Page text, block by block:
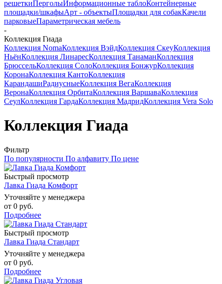
решеткиПерголыИнформационные таблоКонтейнерные
площадки/шкафыАрт - объектыПлощадки для собакКачели
парковыеПараметрическая мебель
-
Коллекция Гиада
Коллекция NomaКоллекция ВэйдКоллекция СкеуКоллекция
НьёнКоллекция ЛинаресКоллекция ТанаманКоллекция
БрюссельКоллекция СолоКоллекция БонжурКоллекция
КоронаКоллекция КантоКоллекция
КарандашиРадиусныеКоллекция ВегаКоллекция
ВеронаКоллекция ОрбитаКоллекция ВаршаваКоллекция
СеулКоллекция ГардаКоллекция МадридКоллекция Vera Solo
Коллекция Гиада
Фильтр
По популярности По алфавиту По цене
Быстрый просмотр
Лавка Гиада Комфорт
Уточняйте у менеджера
от 0 руб.
Подробнее
Быстрый просмотр
Лавка Гиада Стандарт
Уточняйте у менеджера
от 0 руб.
Подробнее